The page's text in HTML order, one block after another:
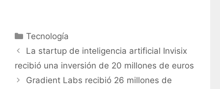
C
a
e
g
Tecnología
La startup de inteligencia artificial Invisix
recibió una inversión de 20 millones de euros
Gradient Labs recibió 26 millones de